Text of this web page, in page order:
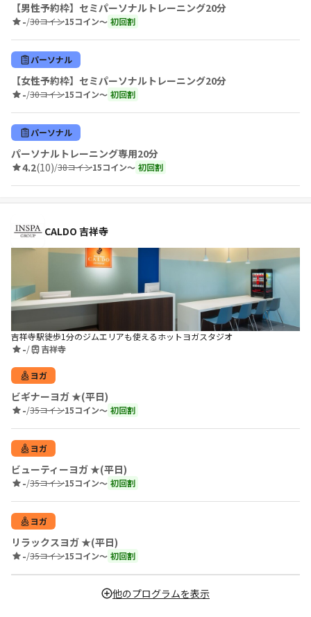
【男性予約枠】セミパーソナルトレーニング20分
-/30コイン15コイン〜 初回割
パーソナル
【女性予約枠】セミパーソナルトレーニング20分
-/30コイン15コイン〜 初回割
パーソナル
パーソナルトレーニング専用20分
4.2(10)/38コイン15コイン〜 初回割
CALDO 吉祥寺
吉祥寺駅徒歩1分のジムエリアも使えるホットヨガスタジオ
-/ 吉祥寺
ヨガ
ビギナーヨガ ★(平日)
-/35コイン15コイン〜 初回割
ヨガ
ビューティーヨガ ★(平日)
-/35コイン15コイン〜 初回割
ヨガ
リラックスヨガ ★(平日)
-/35コイン15コイン〜 初回割
他のプログラムを表示